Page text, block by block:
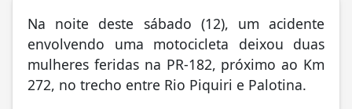
Na noite deste sábado (12), um acidente
envolvendo uma motocicleta deixou duas
mulheres feridas na PR-182, próximo ao Km
272, no trecho entre Rio Piquiri e Palotina.